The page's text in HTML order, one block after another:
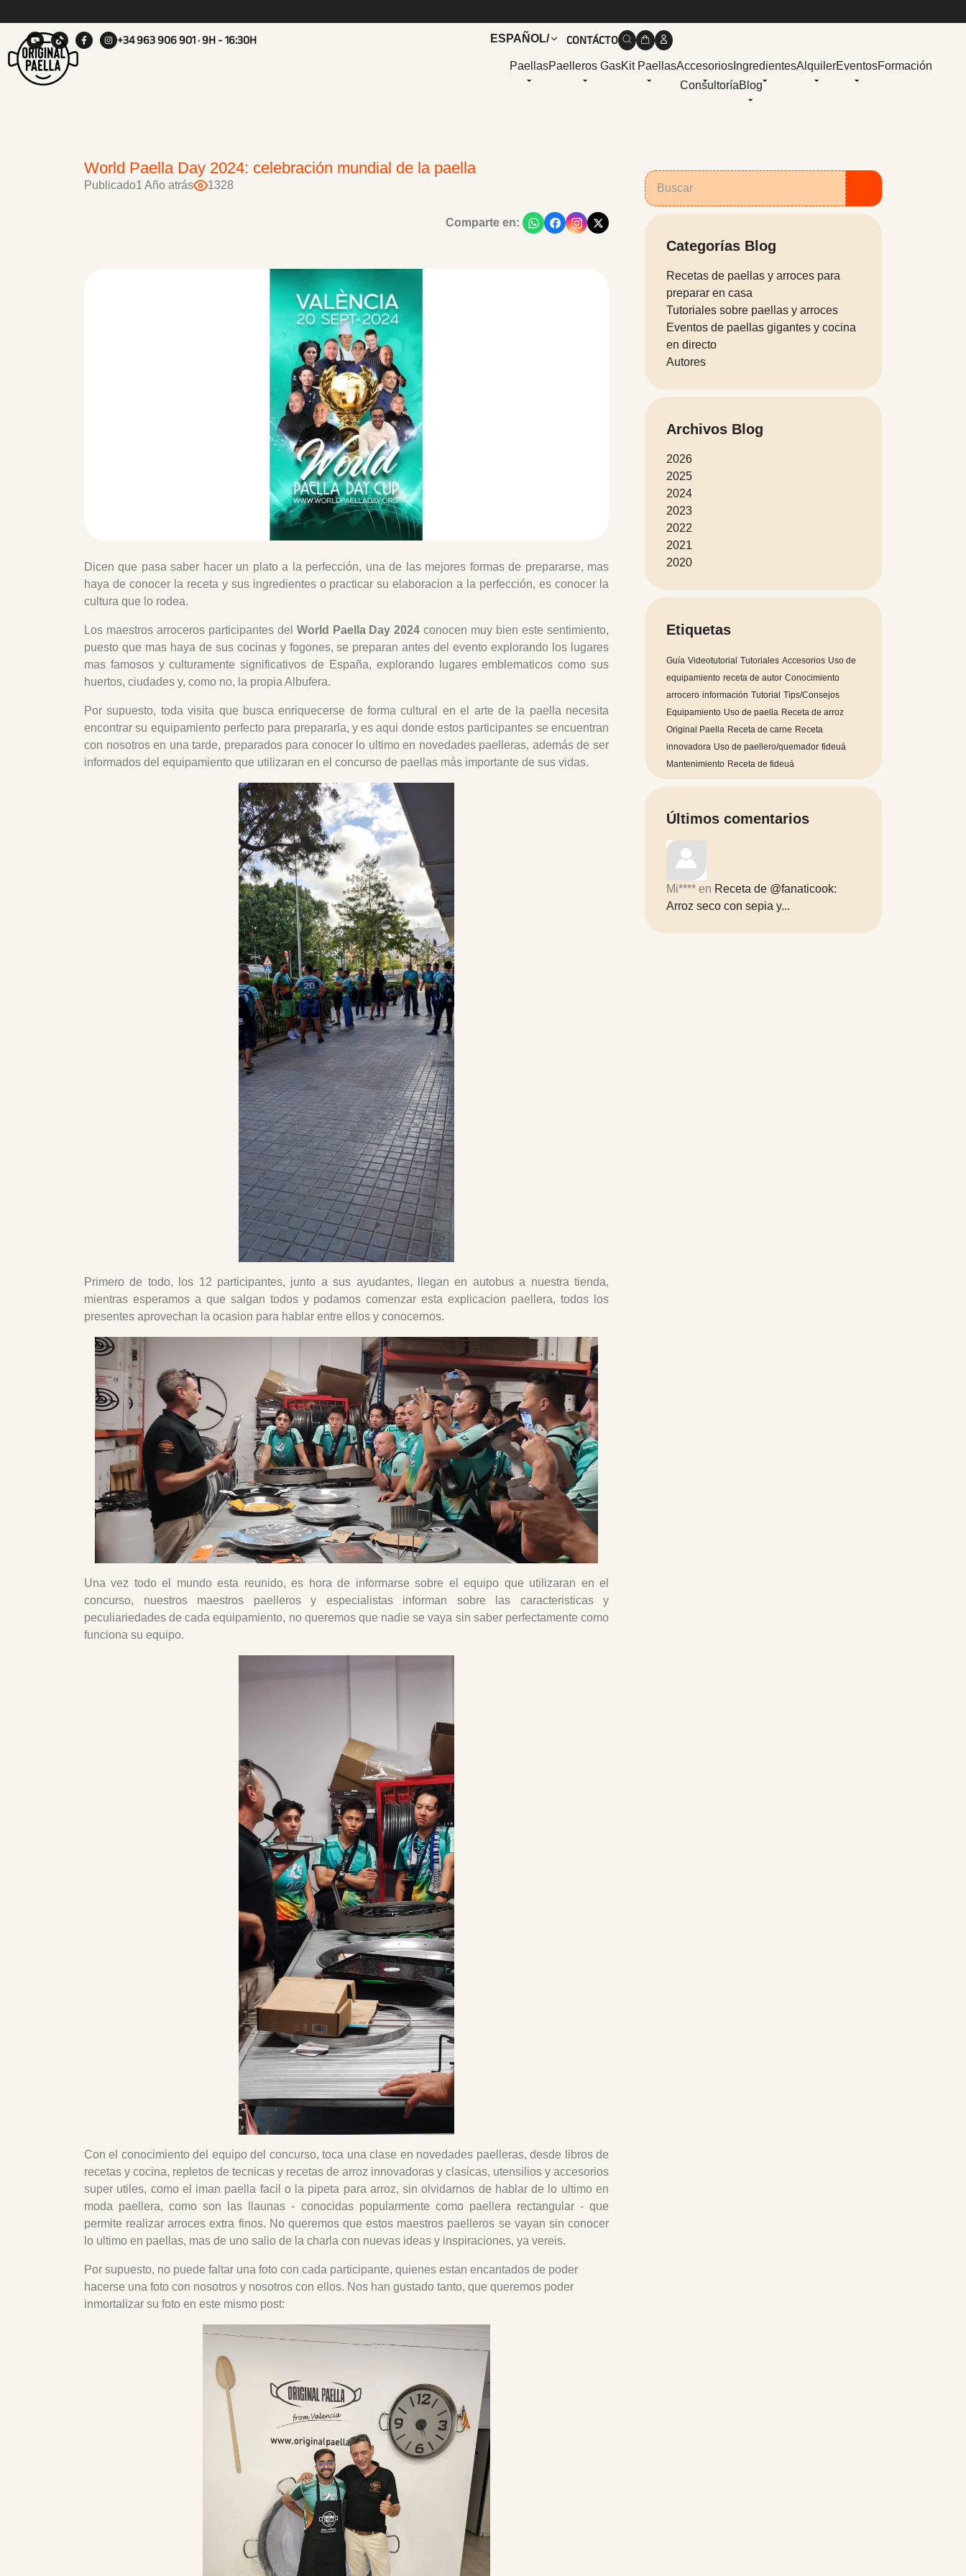
+34 963 906 901· 9H - 16:30H ESPAÑOL/ CONTÁCTO
PaellasPaelleros GasKit PaellasAccesorios IngredientesAlquilerEventosFormación
ConsultoríaBlog
World Paella Day 2024: celebración mundial de la paella
Publicado1 Año atrás 1328
Comparte en:
Dicen que pasa saber hacer un plato a la perfección, una de las mejores formas de prepararse, mas
haya de conocer la receta y sus ingredientes o practicar su elaboracion a la perfección, es conocer la
cultura que lo rodea.
Los maestros arroceros participantes del World Paella Day 2024 conocen muy bien este sentimiento,
puesto que mas haya de sus cocinas y fogones, se preparan antes del evento explorando los lugares
mas famosos y culturamente significativos de España, explorando lugares emblematicos como sus
huertos, ciudades y, como no, la propia Albufera.
Por supuesto, toda visita que busca enriquecerse de forma cultural en el arte de la paella necesita
encontrar su equipamiento perfecto para prepararla, y es aqui donde estos participantes se encuentran
con nosotros en una tarde, preparados para conocer lo ultimo en novedades paelleras, además de ser
informados del equipamiento que utilizaran en el concurso de paellas más importante de sus vidas.
Primero de todo, los 12 participantes, junto a sus ayudantes, llegan en autobus a nuestra tienda,
mientras esperamos a que salgan todos y podamos comenzar esta explicacion paellera, todos los
presentes aprovechan la ocasion para hablar entre ellos y conocernos.
Una vez todo el mundo esta reunido, es hora de informarse sobre el equipo que utilizaran en el
concurso, nuestros maestros paelleros y especialistas informan sobre las caracteristicas y
peculiariedades de cada equipamiento, no queremos que nadie se vaya sin saber perfectamente como
funciona su equipo.
Con el conocimiento del equipo del concurso, toca una clase en novedades paelleras, desde libros de
recetas y cocina, repletos de tecnicas y recetas de arroz innovadoras y clasicas, utensilios y accesorios
super utiles, como el iman paella facil o la pipeta para arroz, sin olvidarnos de hablar de lo ultimo en
moda paellera, como son las llaunas - conocidas popularmente como paellera rectangular - que
permite realizar arroces extra finos. No queremos que estos maestros paelleros se vayan sin conocer
lo ultimo en paellas, mas de uno salio de la charla con nuevas ideas y inspiraciones, ya vereis.
Por supuesto, no puede faltar una foto con cada participante, quienes estan encantados de poder
hacerse una foto con nosotros y nosotros con ellos. Nos han gustado tanto, que queremos poder
inmortalizar su foto en este mismo post:
Categorías Blog
Recetas de paellas y arroces para
preparar en casa
Tutoriales sobre paellas y arroces
Eventos de paellas gigantes y cocina
en directo
Autores
Archivos Blog
2026
2025
2024
2023
2022
2021
2020
Etiquetas
Guía Videotutorial Tutoriales Accesorios Uso de
equipamiento receta de autor Conocimiento
arrocero información Tutorial Tips/Consejos
Equipamiento Uso de paella Receta de arroz
Original Paella Receta de carne Receta
innovadora Uso de paellero/quemador fideuá
Mantenimiento Receta de fideuá
Últimos comentarios
Mi**** en Receta de @fanaticook:
Arroz seco con sepia y...